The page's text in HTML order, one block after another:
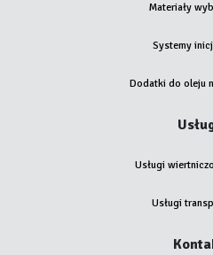
Materiały
Systemy
Dodatki do oleju
Usługi
Usługi